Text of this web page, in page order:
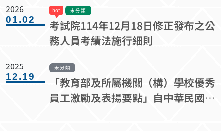
2026
01.02
未分類
考試院114年12月18日修正發布之公
務人員考績法施行細則
2025
12.19
未分類
「教育部及所屬機關（構）學校優秀
員工激勵及表揚要點」自中華民國